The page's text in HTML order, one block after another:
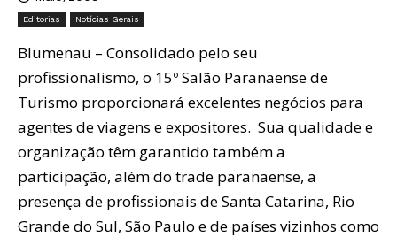
Editorias Notícias Gerais
Blumenau – Consolidado pelo seu
profissionalismo, o 15º Salão Paranaense de
Turismo proporcionará excelentes negócios para
agentes de viagens e expositores. Sua qualidade e
organização têm garantido também a
participação, além do trade paranaense, a
presença de profissionais de Santa Catarina, Rio
Grande do Sul, São Paulo e de países vizinhos como